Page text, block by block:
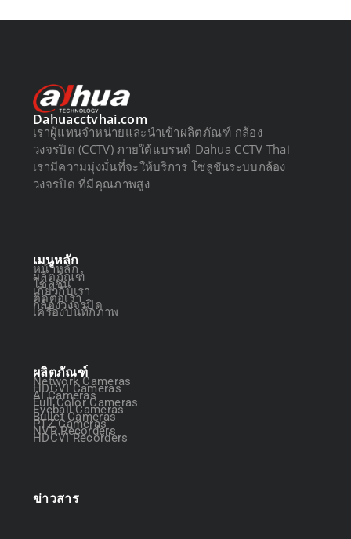
Dahuacctvhai.com
เราผู้แทนจำหน่ายและนำเข้าผลิตภัณฑ์ กล้อง
วงจรปิด (CCTV) ภายใต้แบรนด์ Dahua CCTV Thai
เรามีความมุ่งมั่นที่จะให้บริการ โซลูชันระบบกล้อง
วงจรปิด ที่มีคุณภาพสูง
เมนูหลัก
หน้าหลัก
ผลิตภัณฑ์
โซลูชัน
เกี่ยวกับเรา
ติดต่อเรา
กล้องวงจรปิด
เครื่องบันทึกภาพ
ผลิตภัณฑ์
Network Cameras
HDCVI Cameras
AI Cameras
Full Color Cameras
Eyeball Cameras
Bullet Cameras
PTZ Cameras
NVR Recorders
HDCVI Recorders
ข่าวสาร